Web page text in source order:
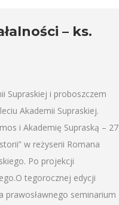
– ks.
Supraskiej i proboszczem
Akademii Supraskiej.
i Akademię Supraską – 27
w reżyserii Romana
Po projekcji
tegorocznej edycji
prawosławnego seminarium